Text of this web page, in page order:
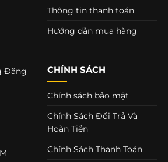
Đăng
Thông tin thanh toán
Hướng dẫn mua hàng
CHÍNH SÁCH
Chính sách bảo mật
Chính Sách Đổi Trả Và
Hoàn Tiền
Chính Sách Thanh Toán